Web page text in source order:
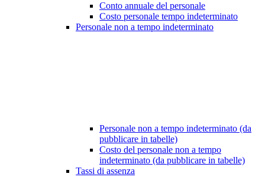
Conto annuale del personale
Costo personale tempo indeterminato
Personale non a tempo indeterminato
Personale non a tempo indeterminato (da
pubblicare in tabelle)
Costo del personale non a tempo
indeterminato (da pubblicare in tabelle)
Tassi di assenza